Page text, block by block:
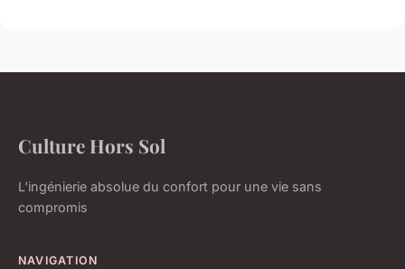
Culture Hors Sol
L'ingénierie absolue du confort pour une vie sans
compromis
NAVIGATION